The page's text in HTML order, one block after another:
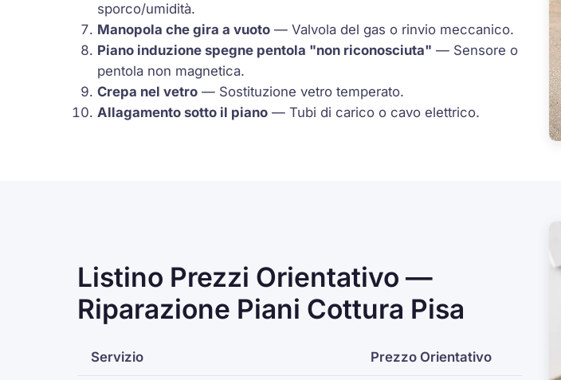
sporco/umidità.
Manopola che gira a vuoto — Valvola del gas o rinvio meccanico.
Piano induzione spegne pentola "non riconosciuta" — Sensore o
pentola non magnetica.
Crepa nel vetro — Sostituzione vetro temperato.
Allagamento sotto il piano — Tubi di carico o cavo elettrico.
Listino Prezzi Orientativo —
Riparazione Piani Cottura Pisa
Servizio Prezzo Orientativo